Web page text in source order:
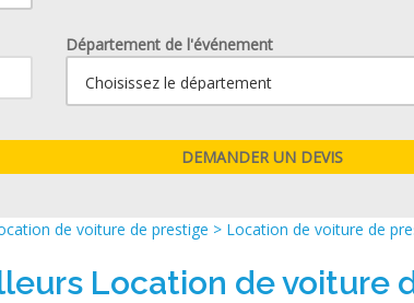
Département de l'événement
de voiture de prestige > Location de voiture de
Location de voiture